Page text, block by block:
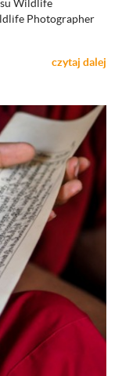
Wildlife
Photographer
czytaj dalej